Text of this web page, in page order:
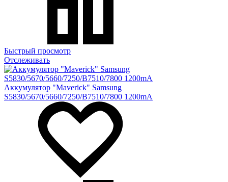
Быстрый просмотр
Отслеживать
Аккумулятор "Maverick" Samsung
S5830/5670/5660/7250/B7510/7800 1200mA